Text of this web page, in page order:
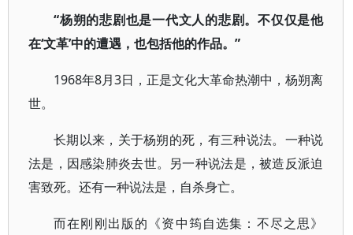
“杨朔的悲剧也是一代文人的悲剧。不仅仅是他
在‘文革’中的遭遇，也包括他的作品。”
1968年8月3日，正是文化大革命热潮中，杨朔离
世。
长期以来，关于杨朔的死，有三种说法。一种说
法是，因感染肺炎去世。另一种说法是，被造反派迫
害致死。还有一种说法是，自杀身亡。
而在刚刚出版的《资中筠自选集：不尽之思》